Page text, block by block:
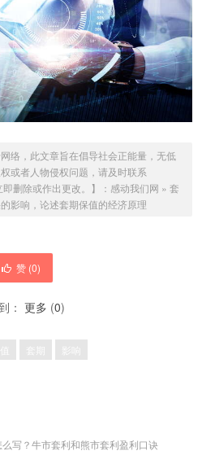
络，此文章旨在倡导社会正能量，无低
或者人物侵权问题，请及时联系
删除或作出更改。】： 感动我们网 » 套
影响，论述套期保值的经济原理
赞 (0)
： 更多 (0)
影响
写？牛市套利和熊市套利盈利口诀